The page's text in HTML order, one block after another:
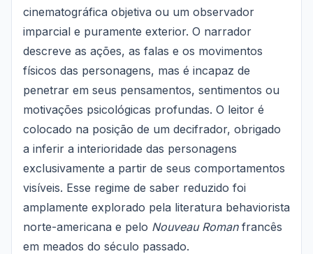
cinematográfica objetiva ou um observador
imparcial e puramente exterior. O narrador
descreve as ações, as falas e os movimentos
físicos das personagens, mas é incapaz de
penetrar em seus pensamentos, sentimentos ou
motivações psicológicas profundas. O leitor é
colocado na posição de um decifrador, obrigado
a inferir a interioridade das personagens
exclusivamente a partir de seus comportamentos
visíveis. Esse regime de saber reduzido foi
amplamente explorado pela literatura behaviorista
norte-americana e pelo Nouveau Romanfrancês
em meados do século passado.